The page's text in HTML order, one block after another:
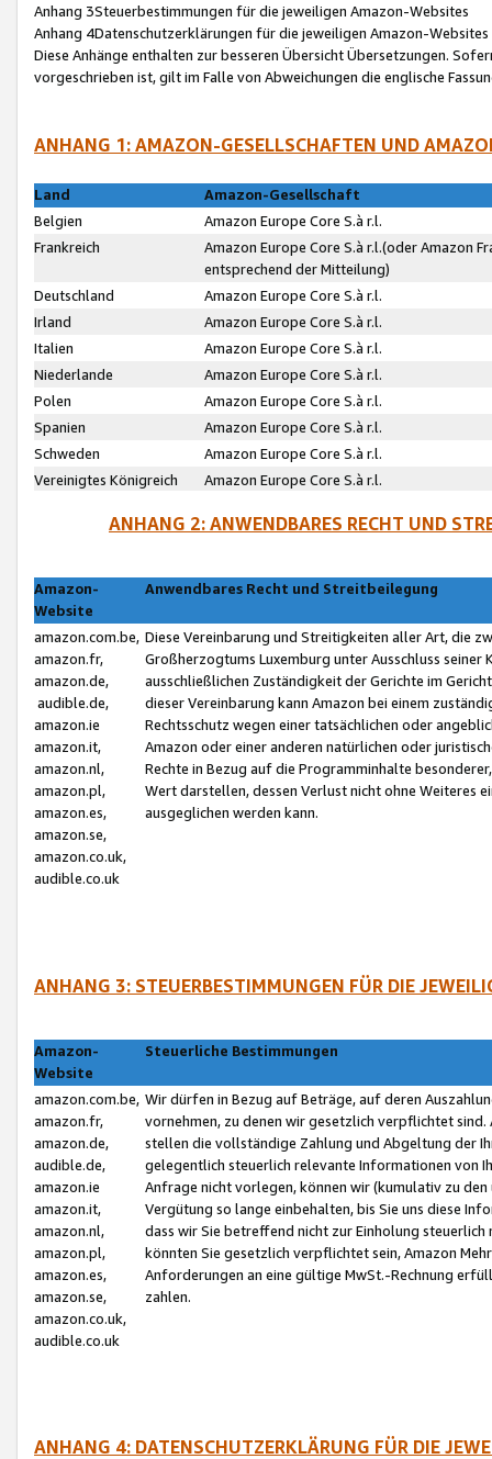
Anhang 3Steuerbestimmungen für die jeweiligen Amazon-Websites
Anhang 4Datenschutzerklärungen für die jeweiligen Amazon-Websites
Diese Anhänge enthalten zur besseren Übersicht Übersetzungen.
vorgeschrieben ist, gilt im Falle von Abweichungen die englische
ANHANG 1: AMAZON-GESELLSCHAFTEN UND
Land
Amazon-Gesellschaft
Belgien
Amazon Europe Core S.à r.l.
Frankreich
Amazon Europe Core S.à r.l.(oder Amazon
entsprechend der Mitteilung)
Deutschland
Amazon Europe Core S.à r.l.
Irland
Amazon Europe Core S.à r.l.
Italien
Amazon Europe Core S.à r.l.
Niederlande
Amazon Europe Core S.à r.l.
Polen
Amazon Europe Core S.à r.l.
Spanien
Amazon Europe Core S.à r.l.
Schweden
Amazon Europe Core S.à r.l.
Vereinigtes Königreich
Amazon Europe Core S.à r.l.
ANHANG 2: ANWENDBARES RECHT UND
Amazon-
Website
Anwendbares Recht und Streitbeilegung
amazon.com.be,
amazon.fr,
amazon.de,
audible.de,
amazon.ie
amazon.it,
amazon.nl,
amazon.pl,
amazon.es,
amazon.se,
amazon.co.uk,
audible.co.uk
Diese Vereinbarung und Streitigkeiten aller Art, die
Großherzogtums Luxemburg unter Ausschluss
ausschließlichen Zuständigkeit der Gerichte im
dieser Vereinbarung kann Amazon bei einem
Rechtsschutz wegen einer tatsächlichen oder
Amazon oder einer anderen natürlichen oder
Rechte in Bezug auf die Programminhalte
Wert darstellen, dessen Verlust nicht ohne Weiteres
ausgeglichen werden kann.
ANHANG 3: STEUERBESTIMMUNGEN FÜR DIE
Amazon-
Website
Steuerliche Bestimmungen
amazon.com.be,
amazon.fr,
amazon.de,
audible.de,
amazon.ie
amazon.it,
amazon.nl,
amazon.pl,
amazon.es,
amazon.se,
amazon.co.uk,
audible.co.uk
Wir dürfen in Bezug auf Beträge, auf deren
vornehmen, zu denen wir gesetzlich verpflichtet
stellen die vollständige Zahlung und Abgeltung der
gelegentlich steuerlich relevante Informationen von
Anfrage nicht vorlegen, können wir (kumulativ zu
Vergütung so lange einbehalten, bis Sie uns diese
dass wir Sie betreffend nicht zur Einholung
könnten Sie gesetzlich verpflichtet sein, Amazon
Anforderungen an eine gültige MwSt.-Rechnung
zahlen.
ANHANG 4: DATENSCHUTZERKLÄRUNG FÜR DIE